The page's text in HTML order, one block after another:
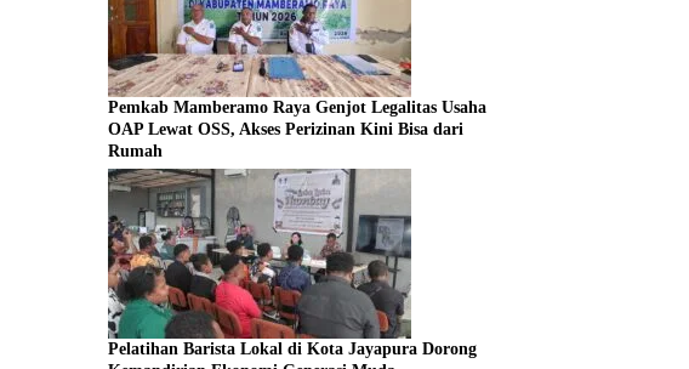
Pemkab Mamberamo Raya Genjot Legalitas Usaha
OAP Lewat OSS, Akses Perizinan Kini Bisa dari
Rumah
Pelatihan Barista Lokal di Kota Jayapura Dorong